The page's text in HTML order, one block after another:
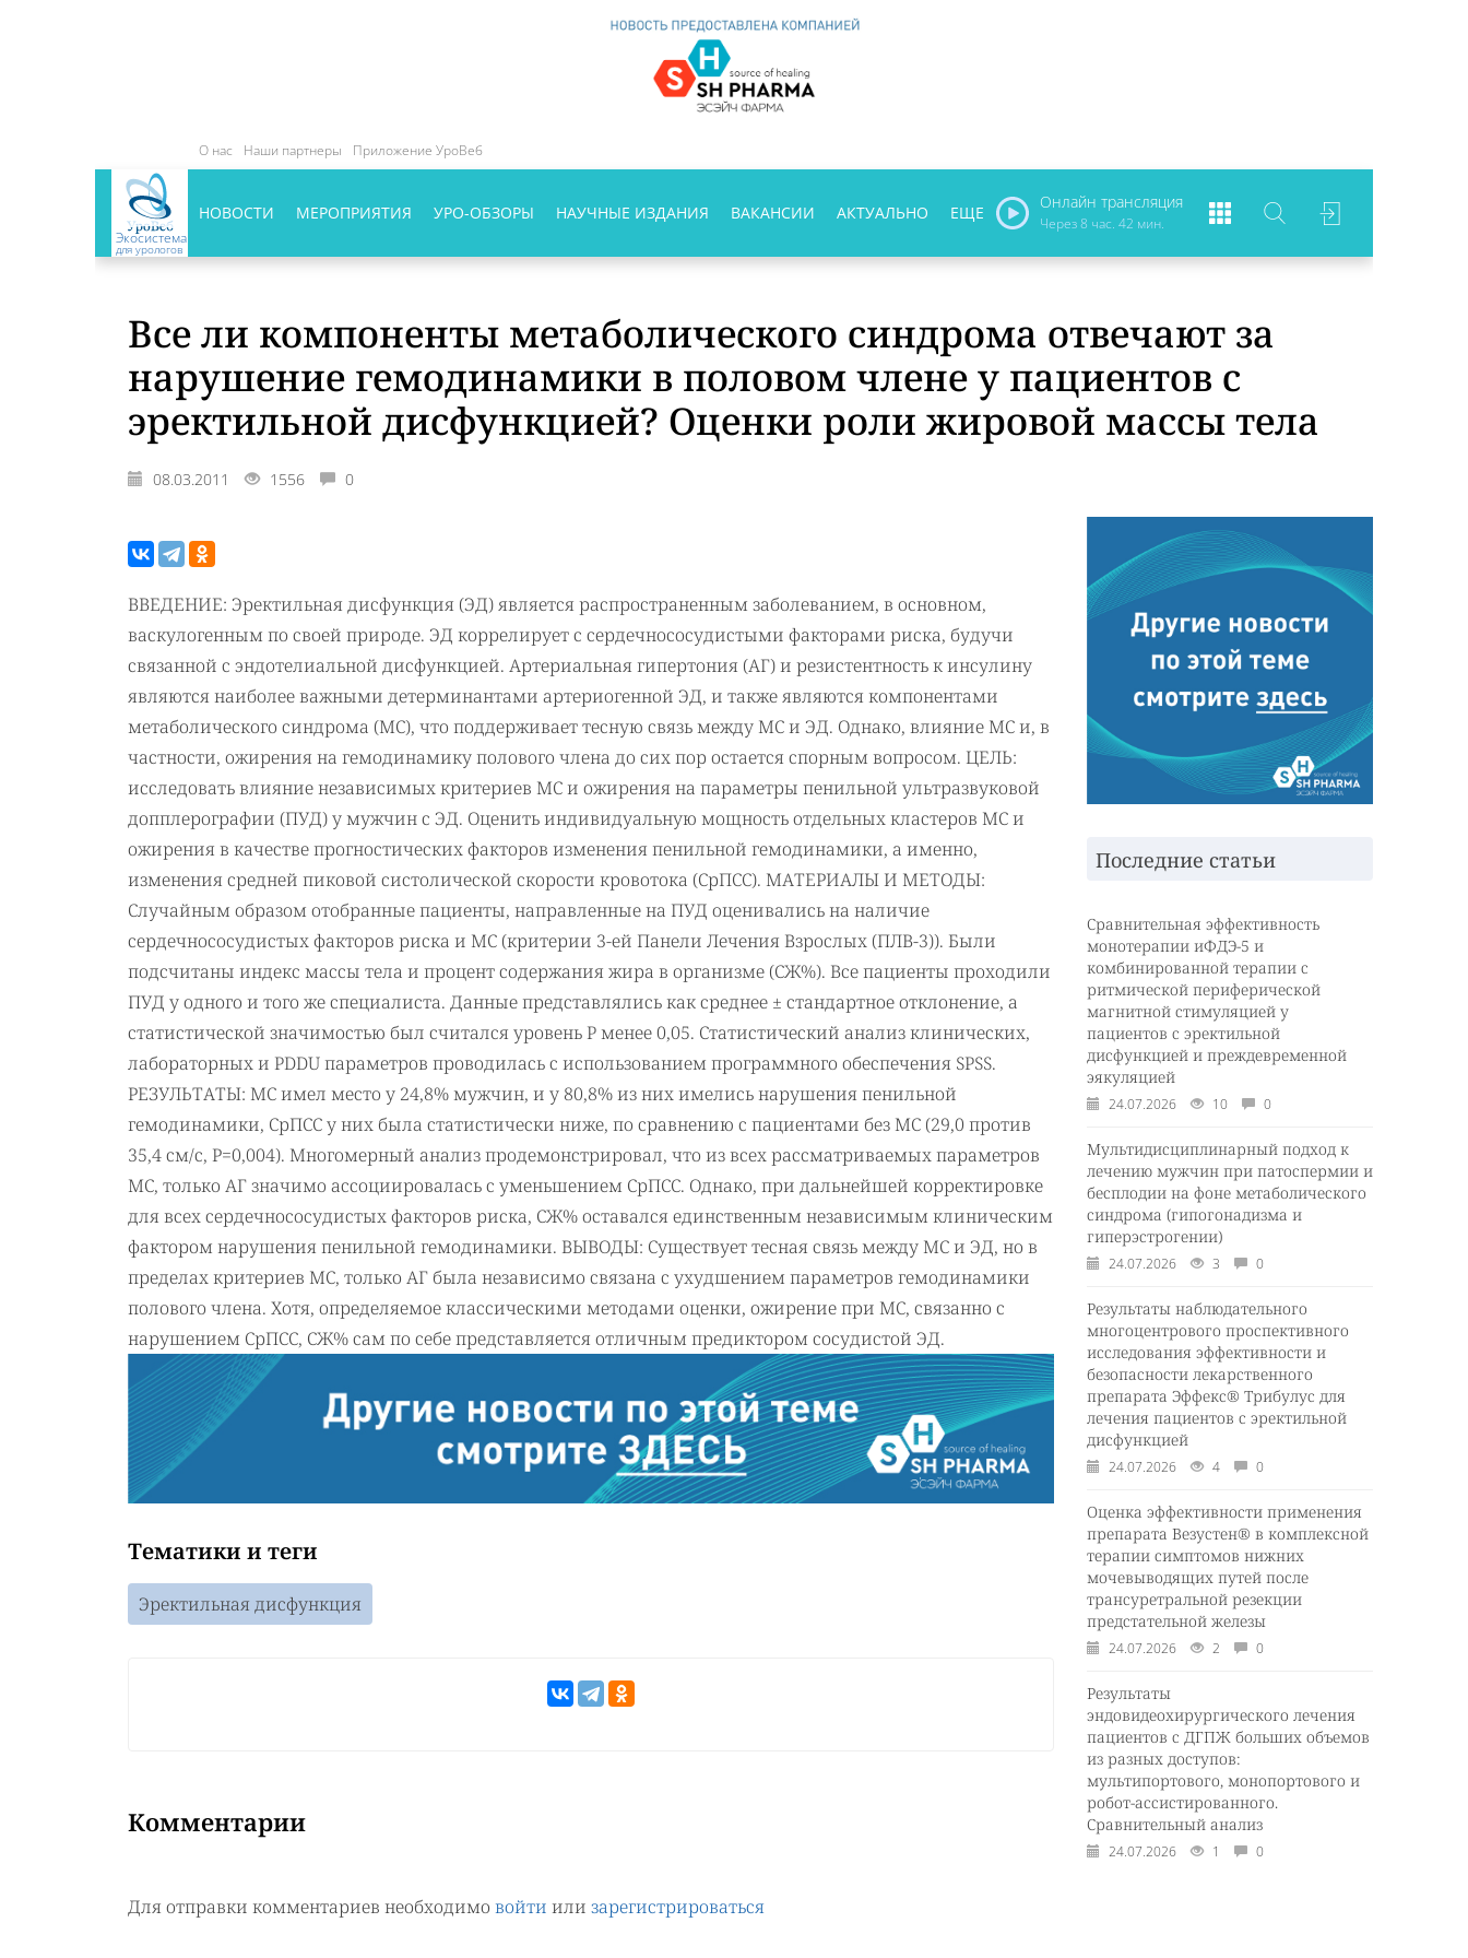
О нас Наши партнеры Приложение УроВеб
Экосистема
для урологов
Онлайн трансляция
Через8 час. 42 мин.
НОВОСТИ МЕРОПРИЯТИЯ УРО-ОБЗОРЫ НАУЧНЫЕ ИЗДАНИЯ ВАКАНСИИ АКТУАЛЬНО ЕЩЕ
Все ли компоненты метаболического синдрома отвечают за
нарушение гемодинамики в половом члене у пациентов с
эректильной дисфункцией? Оценки роли жировой массы тела
08.03.2011 1556 0
ВВЕДЕНИЕ: Эректильная дисфункция (ЭД) является распространенным заболеванием, в основном,
васкулогенным по своей природе. ЭД коррелирует с сердечнососудистыми факторами риска, будучи
связанной с эндотелиальной дисфункцией. Артериальная гипертония (АГ) и резистентность к инсулину
являются наиболее важными детерминантами артериогенной ЭД, и также являются компонентами
метаболического синдрома (МС), что поддерживает тесную связь между МС и ЭД. Однако, влияние МС и, в
частности, ожирения на гемодинамику полового члена до сих пор остается спорным вопросом. ЦЕЛЬ:
исследовать влияние независимых критериев МС и ожирения на параметры пенильной ультразвуковой
допплерографии (ПУД) у мужчин с ЭД. Оценить индивидуальную мощность отдельных кластеров МС и
ожирения в качестве прогностических факторов изменения пенильной гемодинамики, а именно,
изменения средней пиковой систолической скорости кровотока (СрПСС). МАТЕРИАЛЫ И МЕТОДЫ:
Случайным образом отобранные пациенты, направленные на ПУД оценивались на наличие
сердечнососудистых факторов риска и МС (критерии 3-ей Панели Лечения Взрослых (ПЛВ-3)). Были
подсчитаны индекс массы тела и процент содержания жира в организме (СЖ%). Все пациенты проходили
ПУД у одного и того же специалиста. Данные представлялись как среднее ± стандартное отклонение, а
статистической значимостью был считался уровень P менее 0,05. Статистический анализ клинических,
лабораторных и PDDU параметров проводилась с использованием программного обеспечения SPSS.
РЕЗУЛЬТАТЫ: МС имел место у 24,8% мужчин, и у 80,8% из них имелись нарушения пенильной
гемодинамики, СрПСС у них была статистически ниже, по сравнению с пациентами без МС (29,0 против
35,4 см/с, Р=0,004). Многомерный анализ продемонстрировал, что из всех рассматриваемых параметров
МС, только АГ значимо ассоциировалась с уменьшением СрПСС. Однако, при дальнейшей корректировке
для всех сердечнососудистых факторов риска, СЖ% оставался единственным независимым клиническим
фактором нарушения пенильной гемодинамики. ВЫВОДЫ: Существует тесная связь между МС и ЭД, но в
пределах критериев МС, только АГ была независимо связана с ухудшением параметров гемодинамики
полового члена. Хотя, определяемое классическими методами оценки, ожирение при МС, связанно с
нарушением СрПСС, СЖ% сам по себе представляется отличным предиктором сосудистой ЭД.
Тематики и теги
Эректильная дисфункция
Комментарии
Для отправки комментариев необходимо войти или зарегистрироваться
Последние статьи
Сравнительная эффективность
монотерапии иФДЭ-5 и
комбинированной терапии с
ритмической периферической
магнитной стимуляцией у
пациентов с эректильной
дисфункцией и преждевременной
эякуляцией
24.07.2026 10 0
Мультидисциплинарный подход к
лечению мужчин при патоспермии и
бесплодии на фоне метаболического
синдрома (гипогонадизма и
гиперэстрогении)
24.07.2026 3 0
Результаты наблюдательного
многоцентрового проспективного
исследования эффективности и
безопасности лекарственного
препарата Эффекс® Трибулус для
лечения пациентов с эректильной
дисфункцией
24.07.2026 4 0
Оценка эффективности применения
препарата Везустен® в комплексной
терапии симптомов нижних
мочевыводящих путей после
трансуретральной резекции
предстательной железы
24.07.2026 2 0
Результаты
эндовидеохирургического лечения
пациентов с ДГПЖ больших объемов
из разных доступов:
мультипортового, монопортового и
робот-ассистированного.
Сравнительный анализ
24.07.2026 1 0